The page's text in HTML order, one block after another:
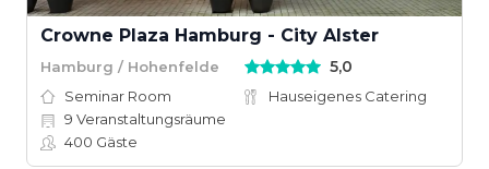
Crowne Plaza Hamburg - City Alster
Hamburg / Hohenfelde 5,0
Seminar Room
Hauseigenes Catering
9 Veranstaltungsräume
400 Gäste